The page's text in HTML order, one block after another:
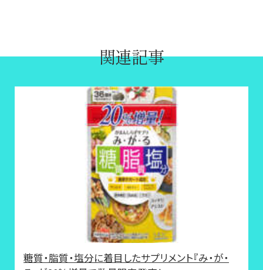
関連記事
糖質・脂質・塩分に着目したサプリメント『み・が・